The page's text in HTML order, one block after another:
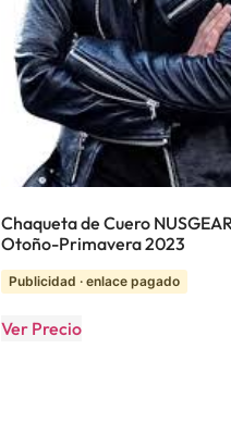
Chaqueta de Cuero
Otoño-Primavera 2023
Publicidad · enlace pagado
Ver Precio